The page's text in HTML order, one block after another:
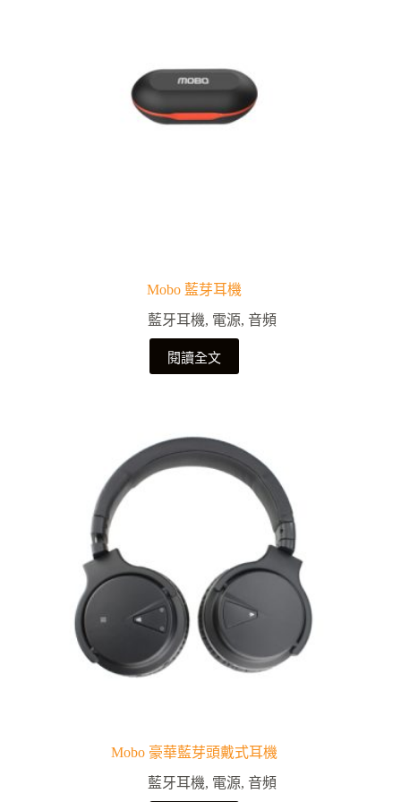
Mobo 藍芽耳機
藍牙耳機, 電源, 音頻
閱讀全文
Mobo 豪華藍芽頭戴式耳機
藍牙耳機, 電源, 音頻